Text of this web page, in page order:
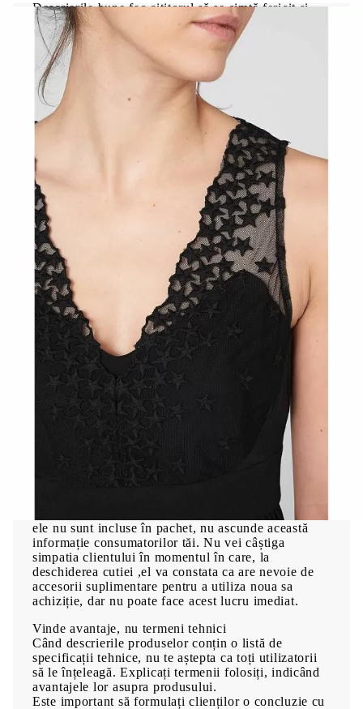
Descrierile bune fac cititorul să se simtă fericit și
mândru de achiziționarea produsului. Sau, pe scurt:
Vinde idealuri, nu prospectul produsului. Dacă știți
publicul tintă bine, știți și ce îi motivează să
cumpere, atunci vă puteți prezenta produsele intr-un
mod care să-i intrige.
Nu subestima detaliile!
În timp ce vindeți vise, însă, asigurați-vă că veți
include și detalii despre produs. Ele pot fi
poziționate mai jos, însă cu siguranță trebuie să
furnizeze informații cu privire la tot ceea ce poate
entuziasma consumatorul. De exemplu, dacă vindeți
"cană de cafea pentru călătorie" clientul ar putea fi
interesat și de ce culori sunt disponibile, dacă este
potrivită atât pentru băuturi reci cât și calde, cât de
mult se va stoca căldura, capacitatea ei în mililitri,
etc. Prin comparea cu un obiect familiar, crește
șansa ca vizitatorul să își facă o ideee
corespunzătore asupra dimensiunii.
Imaginile sunt de asemenea importante, dar nu se
aștepta să înlocuiască necesitatea unei descrieri
completă - unele detalii nu pot fi determinate prin
imaginea produsului.
Veți câștiga o credibilitate suplimentară dacă în
descrierea produsul vizitatorii sunt invitați să
citească comentariile clienților dumneavoastră.
În cazul în care produsele dvs. au recenzii în
mass-media - includeți referirile către acestea.
Ce conține ambalajul?
Dacă oferiți produse care sunt însoțite de articole
suplimentare, cum ar fi cabluri, căști, etc., nu uita să
le menționezi în descriere. Valabil și în sens contrar
- în cazul în care produsul are nevoie de baterii, dar
ele nu sunt incluse în pachet, nu ascunde această
informație consumatorilor tăi. Nu vei câștiga
simpatia clientului în momentul în care, la
deschiderea cutiei ,el va constata ca are nevoie de
accesorii suplimentare pentru a utiliza noua sa
achiziție, dar nu poate face acest lucru imediat.
Vinde avantaje, nu termeni tehnici
Când descrierile produselor conțin o listă de
specificații tehnice, nu te aștepta ca toți utilizatorii
să le înțeleagă. Explicați termenii folosiți, indicând
avantajele lor asupra produsului.
Este important să formulați clienților o concluzie cu